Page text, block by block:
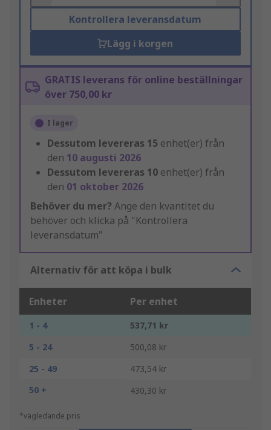
Kontrollera leveransdatum
Lägg i korgen
GRATIS leverans för online beställningar
över 750,00 kr
I lager
Dessutom levereras 15 enhet(er) från
den 10 augusti 2026
Dessutom levereras 10 enhet(er) från
den 01 oktober 2026
Behöver du mer? Ange den kvantitet du
behöver och klicka på "Kontrollera
leveransdatum"
Alternativ för att köpa i bulk
Enheter Per enhet
1 - 4
537,71 kr
5 - 24
500,08 kr
25 - 49
473,54 kr
50 +
430,30 kr
*vägledande pris